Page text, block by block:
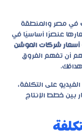
في مصر والمنطقة
عنصرًا أساسيًا في
أسعار شركات الموشن
أن تفهم الفروق
على التكلفة،
بين خطط الإنتاج